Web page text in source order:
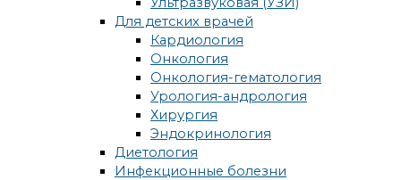
Для детских врачей
Кардиология
Онкология
Онкология-гематология
Урология-андрология
Хирургия
Эндокринология
Диетология
Инфекционные болезни